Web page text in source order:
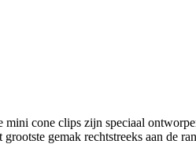
cone clips zijn speciaal
gemak rechtstreeks aan de